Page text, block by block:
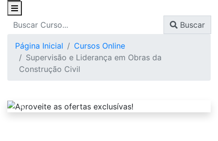
Buscar
Página Inicial
Cursos Online
Supervisão e Liderança em Obras da
Construção Civil